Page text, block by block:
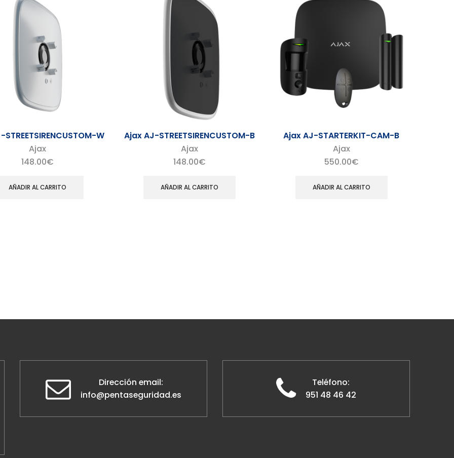
W
Ajax
148.00€
AÑADIR AL CARRITO
Ajax AJ-STREETSIRENCUSTOM-B
Ajax
148.00€
AÑADIR AL CARRITO
Ajax AJ-STARTERKIT-CAM-B
Ajax
550.00€
AÑADIR AL CARRITO
Dirección email:
info@pentaseguridad.es
Teléfono:
951 48 46 42